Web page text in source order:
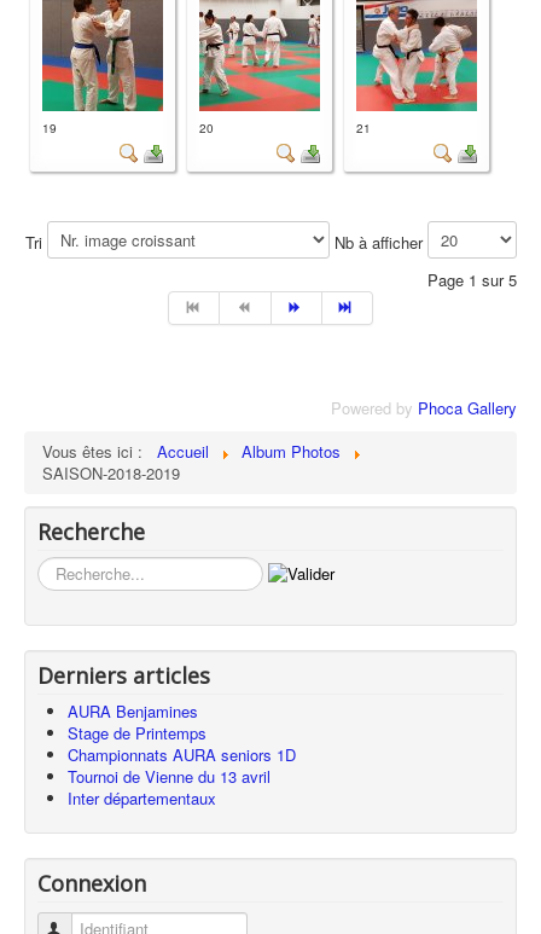
19 20 21
Tri
Nb à afficher
Page 1 sur 5
Powered by Phoca Gallery
Vous êtes ici :
Accueil
Album Photos
SAISON-2018-2019
Recherche
Rechercher
Derniers articles
AURA Benjamines
Stage de Printemps
Championnats AURA seniors 1D
Tournoi de Vienne du 13 avril
Inter départementaux
Connexion
Identifiant